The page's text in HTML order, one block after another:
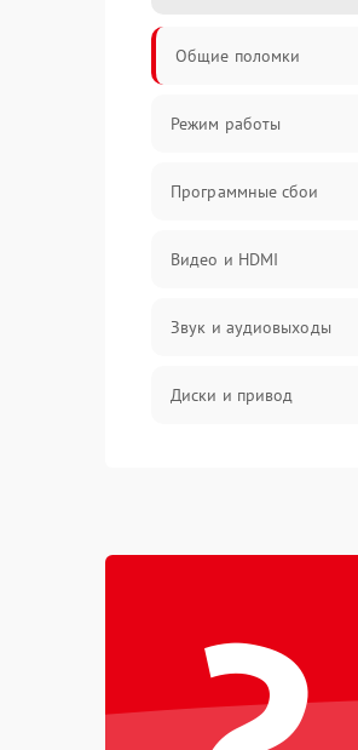
Общие поломки
Режим работы
Программные сбои
Видео и HDMI
Звук и аудиовыходы
Диски и привод
Питание и электрика
Перегрев и охлаждение